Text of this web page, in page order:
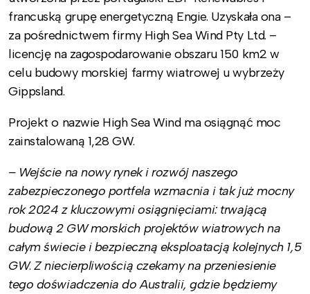
francuską grupę energetyczną Engie. Uzyskała ona –
za pośrednictwem firmy High Sea Wind Pty Ltd. –
licencję na zagospodarowanie obszaru 150 km2 w
celu budowy morskiej farmy wiatrowej u wybrzeży
Gippsland.
Projekt o nazwie High Sea Wind ma osiągnąć moc
zainstalowaną 1,28 GW.
– Wejście na nowy rynek i rozwój naszego
zabezpieczonego portfela wzmacnia i tak już mocny
rok 2024 z kluczowymi osiągnięciami: trwającą
budową 2 GW morskich projektów wiatrowych na
całym świecie i bezpieczną eksploatacją kolejnych 1,5
GW.Z niecierpliwością czekamy na przeniesienie
tego doświadczenia do Australii, gdzie będziemy